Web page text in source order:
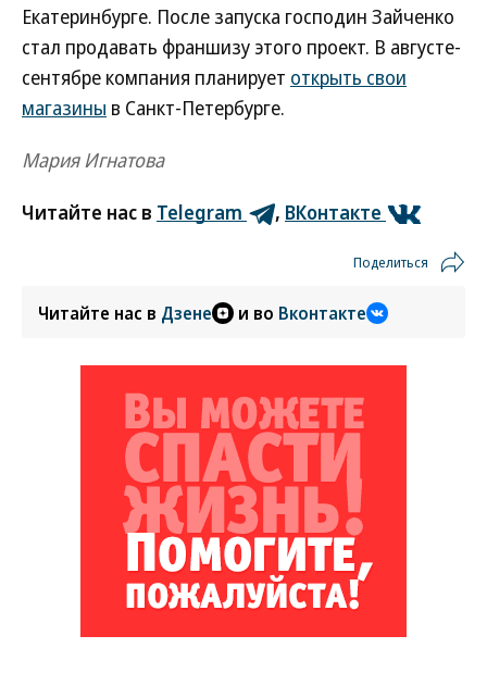
Екатеринбурге. После запуска господин Зайченко
стал продавать франшизу этого проект. В августе-
сентябре компания планирует открыть свои
магазины в Санкт-Петербурге.
Мария Игнатова
Читайте нас в Telegram , ВКонтакте
Поделиться
Читайте нас в Дзене и во Вконтакте